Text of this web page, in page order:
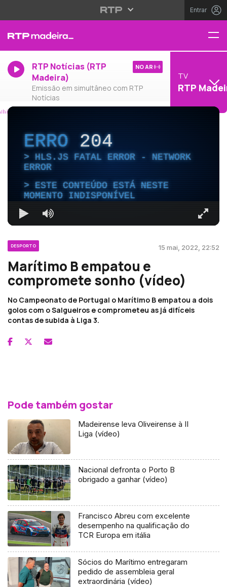
Entrar
RTP Notícias (RTP
Madeira)
Emissão em simultâneo com RTP
Notícias
NO AR
TV
RTP
ERRO204
HLS.JS FATAL ERROR - NETWORK
ERROR
ESTE CONTEÚDO ESTÁ NESTE
MOMENTO INDISPONÍVEL
DESPORTO 15 mai, 2022, 22:52
Marítimo B empatou e
compromete sonho (vídeo)
No Campeonato de Portugal o Marítimo B empatou a dois
golos com o Salgueiros e comprometeu as já difíceis
contas de subida à Liga 3.
Pode também gostar
Madeirense leva Oliveirense à II
Liga (vídeo)
Nacional defronta o Porto B
obrigado a ganhar (vídeo)
Francisco Abreu com excelente
desempenho na qualificação do
TCR Europa em itália
Sócios do Marítimo entregaram
pedido de assembleia geral
extraordinária (vídeo)